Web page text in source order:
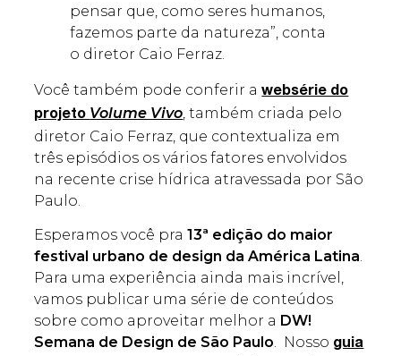
pensar que, como seres humanos,
fazemos parte da natureza”, conta
o diretor Caio Ferraz.
Você também pode conferir awebsérie do
projeto Volume Vivo, também criada pelo
diretor Caio Ferraz, que contextualiza em
três episódios os vários fatores envolvidos
na recente crise hídrica atravessada por São
Paulo.
Esperamos você pra13ª edição do maior
festival urbano de design da América Latina.
Para uma experiência ainda mais incrível,
vamos publicar uma série de conteúdos
sobre como aproveitar melhor a DW!
Semana de Design de São Paulo. Nosso guia